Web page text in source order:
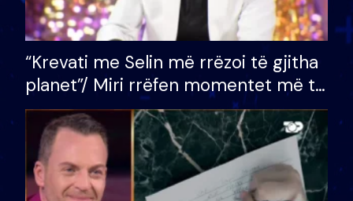
“Krevati me Selin më rrëzoi të gjitha
planet”/ Miri rrëfen momentet më të
bukura në shtëpinë e BB VIP: Do më
mungojë zilja e mëngjesit kur…